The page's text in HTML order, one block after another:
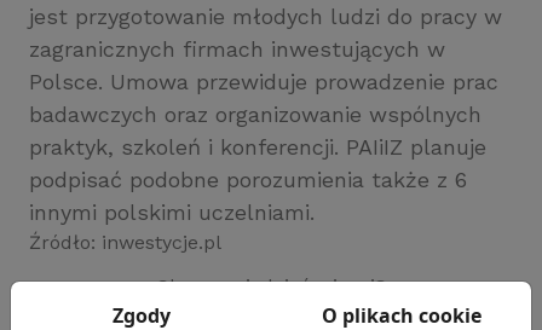
jest przygotowanie młodych ludzi do pracy w
zagranicznych firmach inwestujących w
Polsce. Umowa przewiduje prowadzenie prac
badawczych oraz organizowanie wspólnych
praktyk, szkoleń i konferencji. PAIiIZ planuje
podpisać podobne porozumienia także z 6
innymi polskimi uczelniami.
Źródło: inwestycje.pl
Chcesz wiedzieć więcej?
Zobacz więcej wiadomości
Zgody O plikach cookie